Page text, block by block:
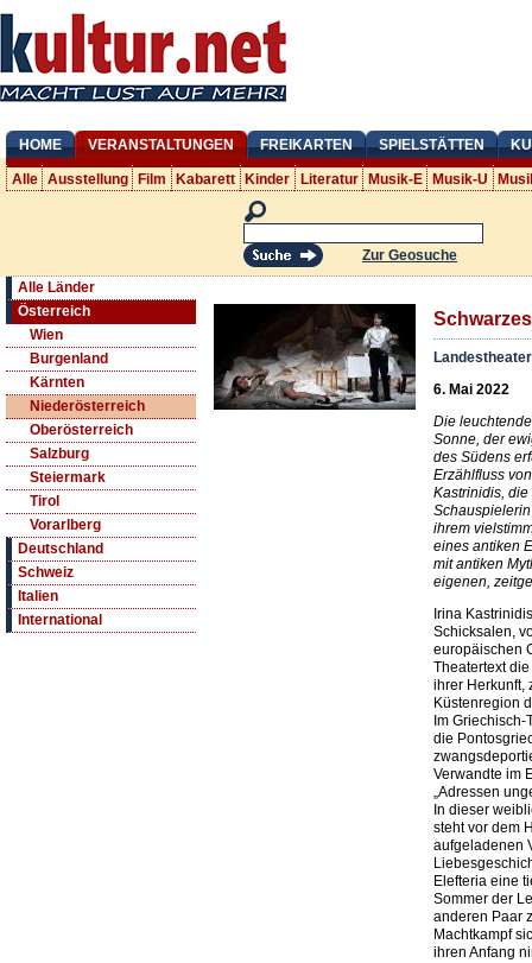
HOME VERANSTALTUNGEN FREIKARTEN SPIELSTÄTTEN
Alle Ausstellung Film Kabarett Kinder Literatur Musik-E Musik-U
Zur Geosuche
Alle Länder
Österreich
Wien
Burgenland
Kärnten
Niederösterreich
Oberösterreich
Salzburg
Steiermark
Tirol
Vorarlberg
Deutschland
Schweiz
Italien
International
6. Mai 2022
Die
Sonne, der
des Südens
Erzählfluss
Kastrinidis,
Schauspielerin
ihrem
eines antiken
mit antiken
eigenen,
Irina
Schicksalen,
europäischen
Theatertext
ihrer Herkunft,
Küstenregion
Im
die
Verwandte im
„Adressen
In dieser
steht vor dem
aufgeladenen
Elefteria eine
Sommer der
anderen Paar
Machtkampf
ihren Anfang